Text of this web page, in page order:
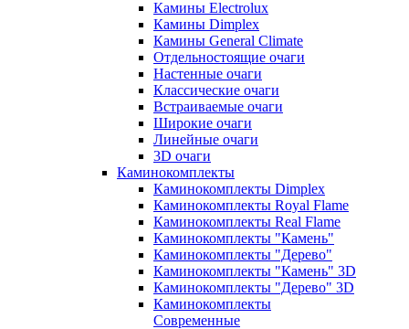
Камины Electrolux
Камины Dimplex
Камины General Climate
Отдельностоящие очаги
Настенные очаги
Классические очаги
Встраиваемые очаги
Широкие очаги
Линейные очаги
3D очаги
Каминокомплекты
Каминокомплекты Dimplex
Каминокомплекты Royal Flame
Каминокомплекты Real Flame
Каминокомплекты "Камень"
Каминокомплекты "Дерево"
Каминокомплекты "Камень" 3D
Каминокомплекты "Дерево" 3D
Каминокомплекты
Современные